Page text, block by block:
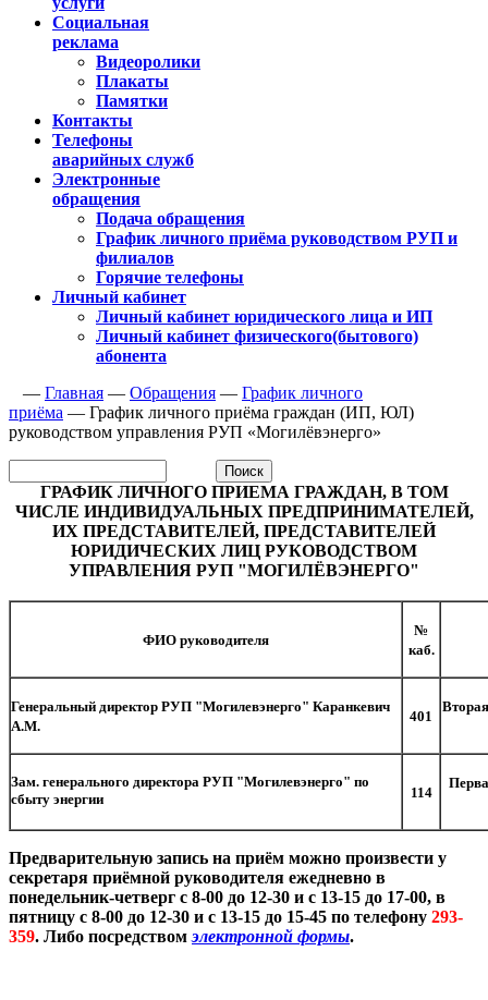
Социальная
реклама
Видеоролики
Плакаты
Памятки
Контакты
Телефоны
аварийных служб
Электронные
обращения
Подача обращения
График личного приёма руководством РУП и
филиалов
Горячие телефоны
Личный кабинет
Личный кабинет юридического лица и ИП
Личный кабинет физического(бытового)
абонента
— Главная — Обращения — График личного
приёма — График личного приёма граждан (ИП, ЮЛ)
руководством управления РУП «Могилёвэнерго»
ГРАФИК ЛИЧНОГО ПРИЕМА ГРАЖДАН, В ТОМ
ЧИСЛЕ ИНДИВИДУАЛЬНЫХ ПРЕДПРИНИМАТЕЛЕЙ,
ИХ ПРЕДСТАВИТЕЛЕЙ, ПРЕДСТАВИТЕЛЕЙ
ЮРИДИЧЕСКИХ ЛИЦ РУКОВОДСТВОМ
УПРАВЛЕНИЯ РУП "МОГИЛЁВЭНЕРГО"
ФИО руководителя
№
каб.
Генеральный директор РУП "Могилевэнерго" Каранкевич
А.М.
401
Зам. генерального директора РУП "Могилевэнерго" по
сбыту энергии
114
Предварительную запись на приём можно произвести у
секретаря приёмной руководителя ежедневно в
понедельник-четверг с 8-00 до 12-30 и с 13-15 до 17-00, в
пятницу с 8-00 до 12-30 и с 13-15 до 15-45 по телефону 293-
359. Либо посредствомэлектронной формы.